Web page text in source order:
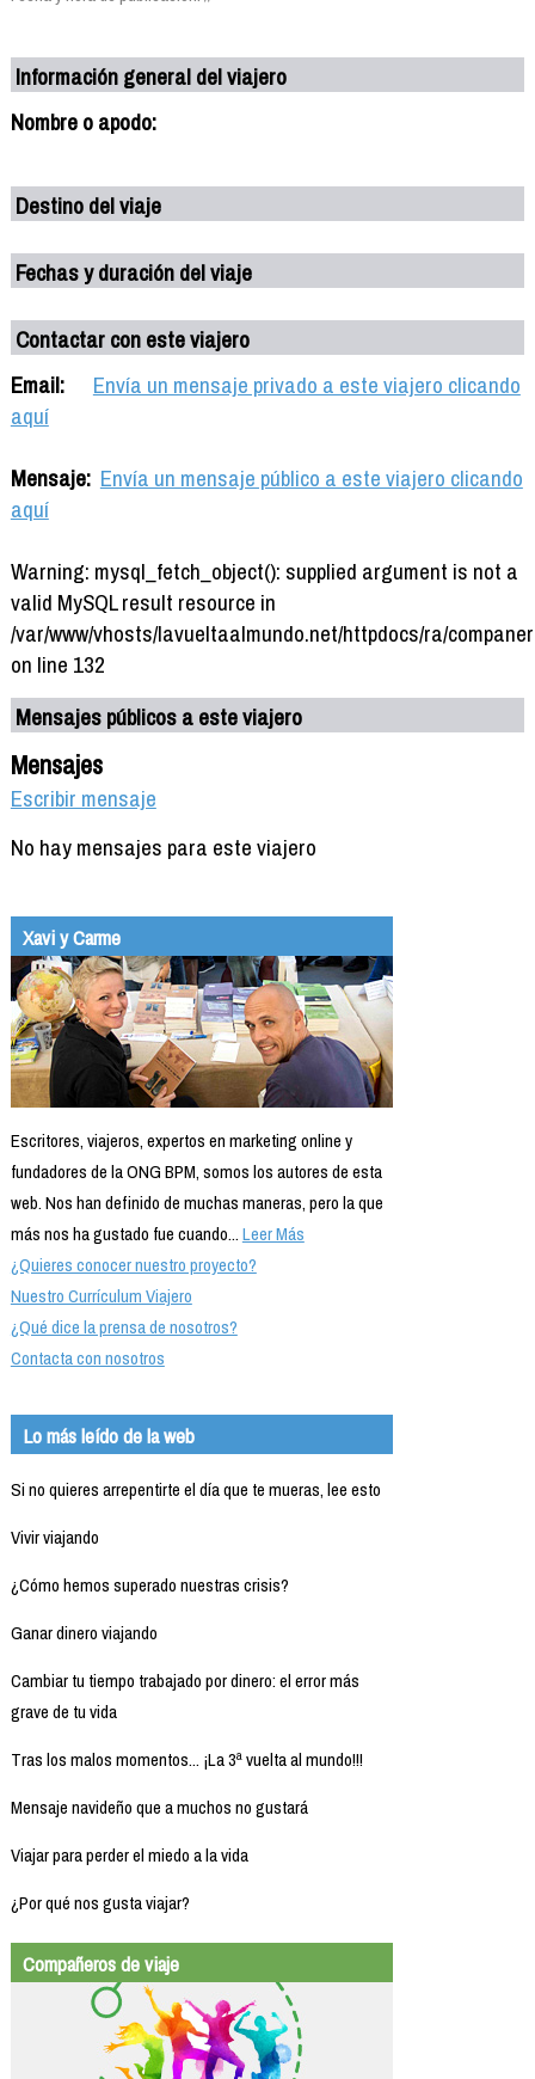
Información general del viajero
Nombre o apodo:
Destino del viaje
Fechas y duración del viaje
Contactar con este viajero
Email:
Envía un mensaje privado a este viajero clicando
aquí
Mensaje: Envía un mensaje público a este viajero clicando
aquí
Warning: mysql_fetch_object(): supplied argument is not a
valid MySQL result resource in
/var/www/vhosts/lavueltaalmundo.net/httpdocs/ra/
on line 132
Mensajes públicos a este viajero
Mensajes
Escribir mensaje
No hay mensajes para este viajero
Xavi y Carme
Escritores, viajeros, expertos en marketing online y
fundadores de la ONG BPM, somos los autores de esta
web. Nos han definido de muchas maneras, pero la que
más nos ha gustado fue cuando...Leer Más
¿Quieres conocer nuestro proyecto?
Nuestro Currículum Viajero
¿Qué dice la prensa de nosotros?
Contacta con nosotros
Lo más leído de la web
Si no quieres arrepentirte el día que te mueras, lee esto
Vivir viajando
¿Cómo hemos superado nuestras crisis?
Ganar dinero viajando
Cambiar tu tiempo trabajado por dinero: el error más
grave de tu vida
Tras los malos momentos... ¡La 3ª vuelta al mundo!!!
Mensaje navideño que a muchos no gustará
Viajar para perder el miedo a la vida
¿Por qué nos gusta viajar?
Compañeros de viaje